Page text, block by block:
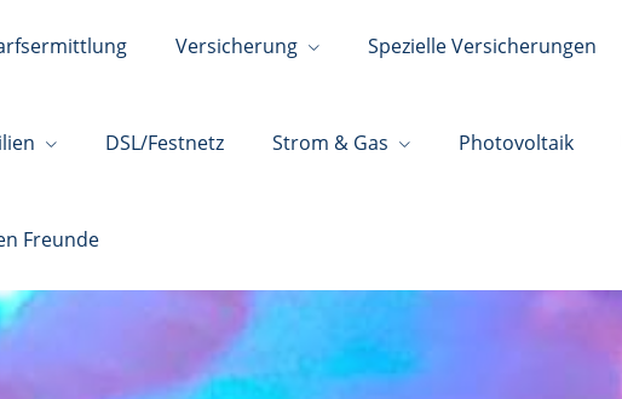
Versicherung Spezielle Versicherungen
DSL/Festnetz Strom & Gas Photovoltaik
Freunde